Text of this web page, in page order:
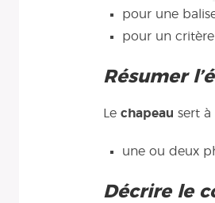
pour une
pour un critère
Résumer
Le chapeau sert
une ou deux
Décrire le